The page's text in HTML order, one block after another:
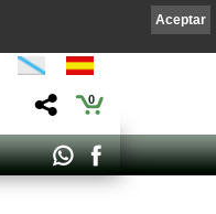
0
Aceptar